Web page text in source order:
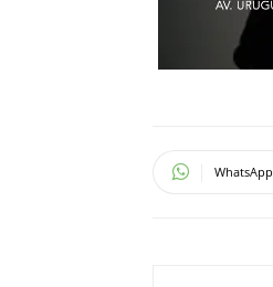
WhatsApp